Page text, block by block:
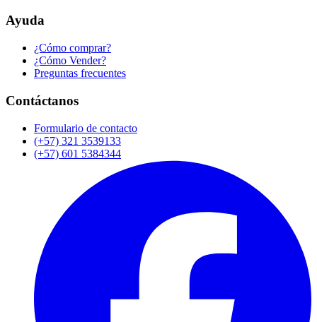
Ayuda
¿Cómo comprar?
¿Cómo Vender?
Preguntas frecuentes
Contáctanos
Formulario de contacto
(+57) 321 3539133
(+57) 601 5384344